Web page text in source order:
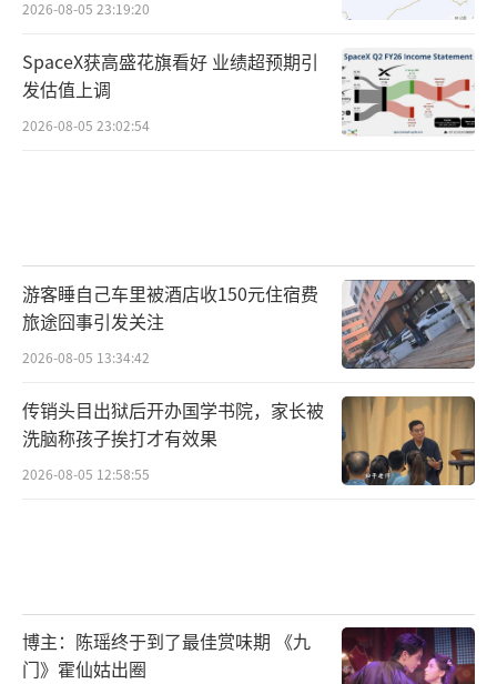
2026-08-05 23:19:20
SpaceX获高盛花旗看好 业绩超预期引
发估值上调
2026-08-05 23:02:54
游客睡自己车里被酒店收150元住宿费
旅途囧事引发关注
2026-08-05 13:34:42
传销头目出狱后开办国学书院，家长被
洗脑称孩子挨打才有效果
2026-08-05 12:58:55
博主：陈瑶终于到了最佳赏味期 《九
门》霍仙姑出圈